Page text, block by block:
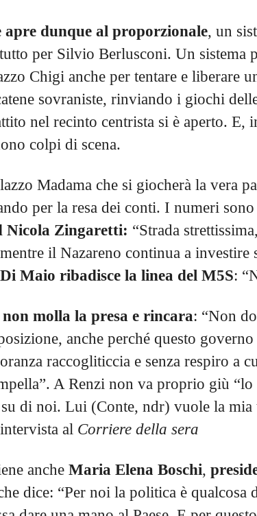
apre dunque al proporzionale, un
per Silvio Berlusconi. Un sistema
Chigi anche per tentare e liberare
sovraniste, rinviando i giochi
nel recinto centrista si è aperto. E,
colpi di scena.
Madama che si giocherà la vera
per la resa dei conti. I numeri
Nicola Zingaretti: “Strada
il Nazareno continua a
Maio ribadisce la linea del M5S:
molla la presa e rincara: “Non
anche perché questo
raccogliticcia e senza respiro a
A Renzi non va proprio giù
di noi. Lui (Conte, ndr) vuole la mia
al Corriere della sera
anche Maria Elena Boschi,
dice: “Per noi la politica è